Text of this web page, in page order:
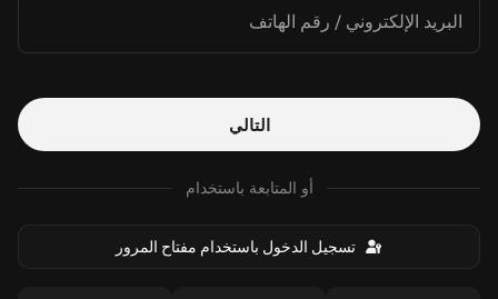
البريد الإلكتروني / رقم الهاتف
التالي
أو المتابعة باستخدام
تسجيل الدخول باستخدام مفتاح المرور